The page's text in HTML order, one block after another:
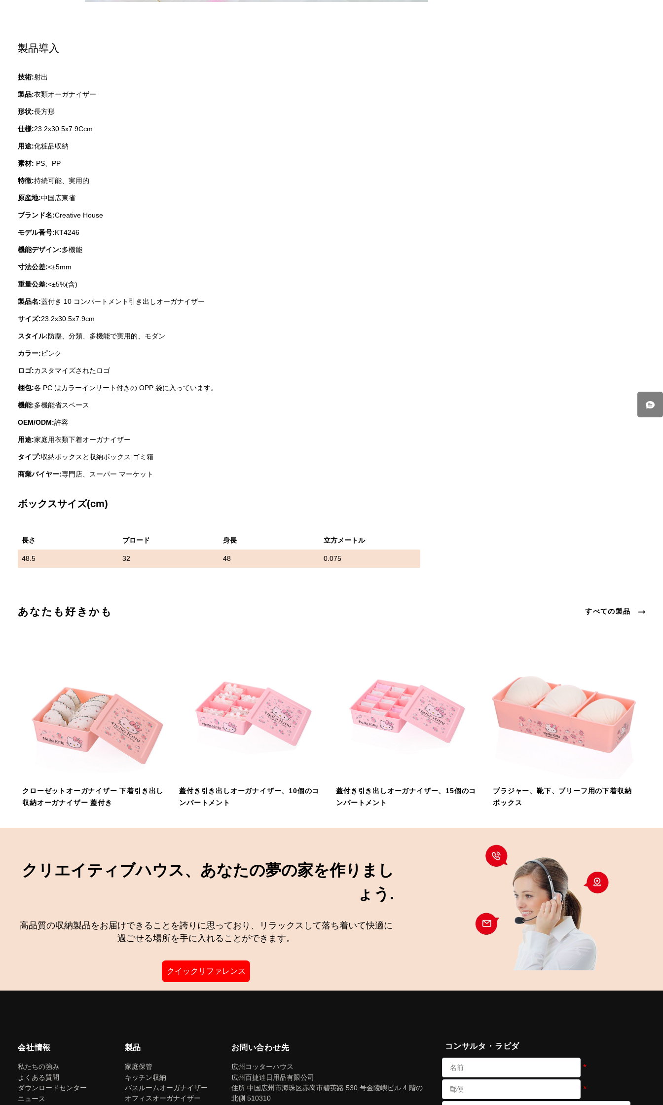
製品導入
技術:射出
製品:衣類オーガナイザー
形状:長方形
仕様:23.2x30.5x7.9Ccm
用途:化粧品収納
素材: PS、PP
特徴:持続可能、実用的
原産地:中国広東省
ブランド名:Creative House
モデル番号:KT4246
機能デザイン:多機能
寸法公差:<±5mm
重量公差:<±5%(含)
製品名:蓋付き 10 コンパートメント引き出しオーガナイザー
サイズ:23.2x30.5x7.9cm
スタイル:防塵、分類、多機能で実用的、モダン
カラー:ピンク
ロゴ:カスタマイズされたロゴ
梱包:各 PC はカラーインサート付きの OPP 袋に入っています。
機能:多機能省スペース
OEM/ODM:許容
用途:家庭用衣類下着オーガナイザー
タイプ:収納ボックスと収納ボックス ゴミ箱
商業バイヤー:専門店、スーパー マーケット
ボックスサイズ(cm)
長さ ブロード 身長 立方メートル
48.5 32 48 0.075
あなたも好きかも すべての製品
クローゼットオーガナイザー 下着引き出し
収納オーガナイザー 蓋付き
蓋付き引き出しオーガナイザー、10個のコ
ンパートメント
蓋付き引き出しオーガナイザー、15個のコ
ンパートメント
ブラジャー、靴下、ブリーフ用の下着収納
ボックス
クリエイティブハウス、あなたの夢の家を作りまし
ょう.
高品質の収納製品をお届けできることを誇りに思っており、リラックスして落ち着いて快適に
過ごせる場所を手に入れることができます。
クイックリファレンス
会社情報
私たちの強み
よくある質問
ダウンロードセンター
ニュース
製品
家庭保管
キッチン収納
バスルームオーガナイザー
オフィスオーガナイザー
お問い合わせ先
広州コッターハウス
広州百捷達日用品有限公司
住所:中国広州市海珠区赤崗市碧英路 530 号金陵嶼ビル 4 階の
北側 510310
コンサルタ・ラピダ
*
*